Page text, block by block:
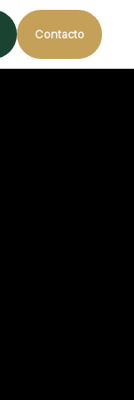
Contacto